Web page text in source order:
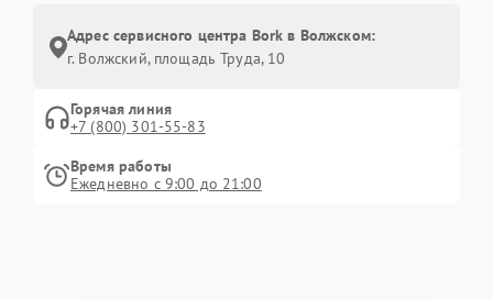
Адрес сервисного центра Bork в Волжском:
г. Волжский, площадь Труда, 10
Горячая линия
+7 (800) 301-55-83
Время работы
Ежедневно с 9:00 до 21:00